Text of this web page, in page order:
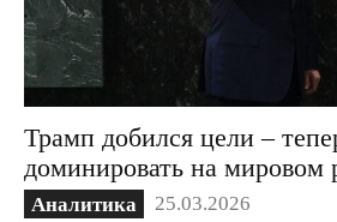
Трамп добился цели –
доминировать на
Аналитика 25.03.2026